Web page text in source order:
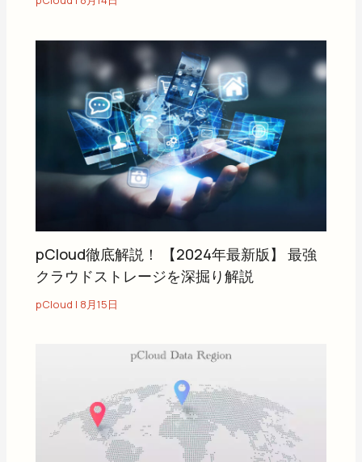
pCloud徹底解説！ 【2024年最新版】 最強
クラウドストレージを深掘り解説
pCloud | 8月15日